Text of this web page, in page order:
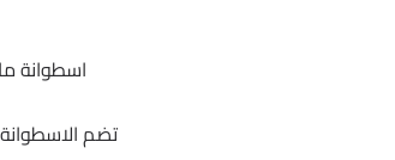
اسطوانة
تضم الاسطوانة 20 فيديو كل فيديو يتم فيه شرح مفصل لدرس من دروس